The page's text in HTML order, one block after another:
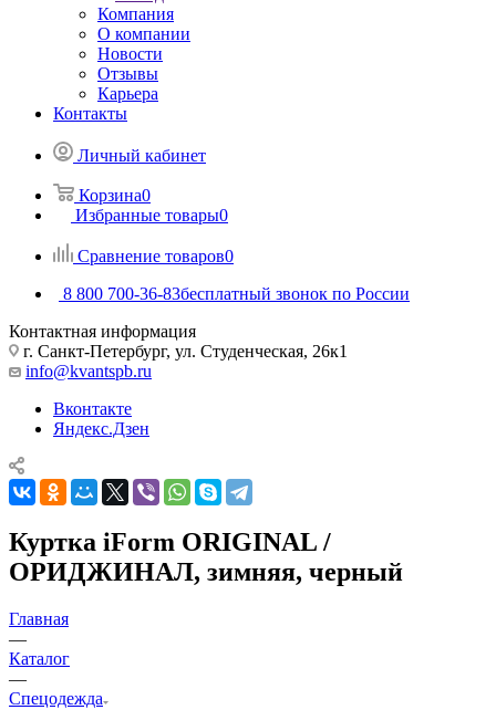
Компания
О компании
Новости
Отзывы
Карьера
Контакты
Личный кабинет
Корзина0
Избранные товары0
Сравнение товаров0
8 800 700-36-83бесплатный звонок по России
Контактная информация
г. Санкт-Петербург, ул. Студенческая, 26к1
info@kvantspb.ru
Вконтакте
Яндекс.Дзен
Куртка iForm ORIGINAL /
ОРИДЖИНАЛ, зимняя, черный
Главная
—
Каталог
—
Спецодежда